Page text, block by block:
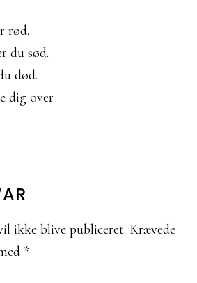
rød.
du sød.
død.
dig over
ikke blive publiceret. Krævede
*